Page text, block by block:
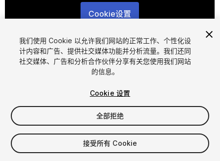
Cookie设置
1/2
$45
增值税将在结算时计算
我们使用 Cookie 以允许我们网站的正常工作、个性化设
计内容和广告、提供社交媒体功能并分析流量。我们还同
社交媒体、广告和分析合作伙伴分享有关您使用我们网站
的信息。
Cookie 设置
全部拒绝
接受所有 Cookie